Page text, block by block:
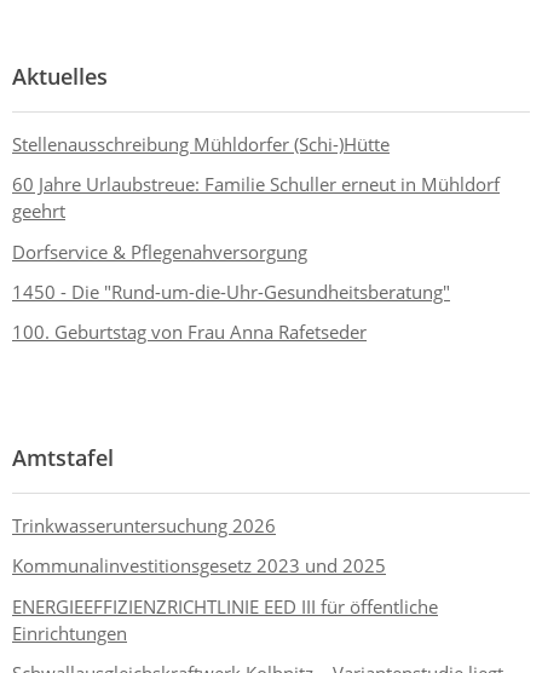
Aktuelles
Stellenausschreibung Mühldorfer (Schi-)Hütte
60 Jahre Urlaubstreue: Familie Schuller erneut in Mühldorf
geehrt
Dorfservice & Pflegenahversorgung
1450 - Die "Rund-um-die-Uhr-Gesundheitsberatung"
100. Geburtstag von Frau Anna Rafetseder
Amtstafel
Trinkwasseruntersuchung 2026
Kommunalinvestitionsgesetz 2023 und 2025
ENERGIEEFFIZIENZRICHTLINIE EED III für öffentliche
Einrichtungen